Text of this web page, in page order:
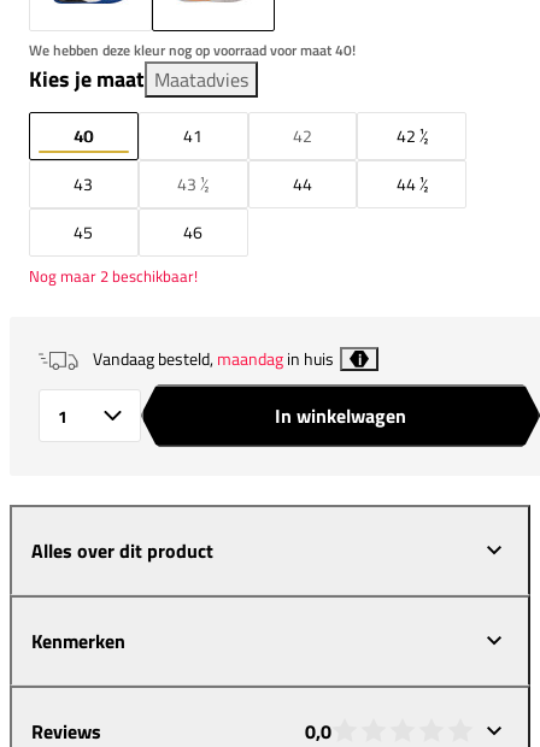
We hebben deze kleur nog op voorraad voor maat 40!
Kies je maat Maatadvies
40 41 42
42 ½
43
43 ½ 44
44 ½
45
46
Nog maar 2 beschikbaar!
Vandaag besteld,maandagin huis i
In winkelwagen
Alles over dit product
Kenmerken
Reviews 0,0